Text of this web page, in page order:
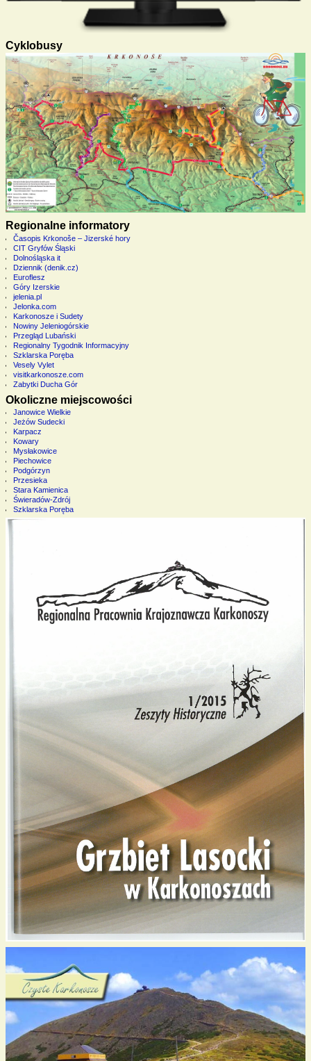
Cyklobusy
Regionalne informatory
Časopis Krkonoše – Jizerské hory
CIT Gryfów Śląski
Dolnośląska it
Dziennik (denik.cz)
Euroflesz
Góry Izerskie
jelenia.pl
Jelonka.com
Karkonosze i Sudety
Nowiny Jeleniogórskie
Przegląd Lubański
Regionalny Tygodnik Informacyjny
Szklarska Poręba
Vesely Vylet
visitkarkonosze.com
Zabytki Ducha Gór
Okoliczne miejscowości
Janowice Wielkie
Jeżów Sudecki
Karpacz
Kowary
Mysłakowice
Piechowice
Podgórzyn
Przesieka
Stara Kamienica
Świeradów-Zdrój
Szklarska Poręba